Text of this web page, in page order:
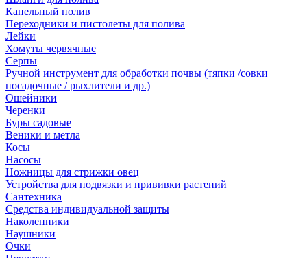
Капельный полив
Переходники и пистолеты для полива
Лейки
Хомуты червячные
Серпы
Ручной инструмент для обработки почвы (тяпки /совки
посадочные / рыхлители и др.)
Ошейники
Черенки
Буры садовые
Веники и метла
Косы
Насосы
Ножницы для стрижки овец
Устройства для подвязки и прививки растений
Сантехника
Средства индивидуальной защиты
Наколенники
Наушники
Очки